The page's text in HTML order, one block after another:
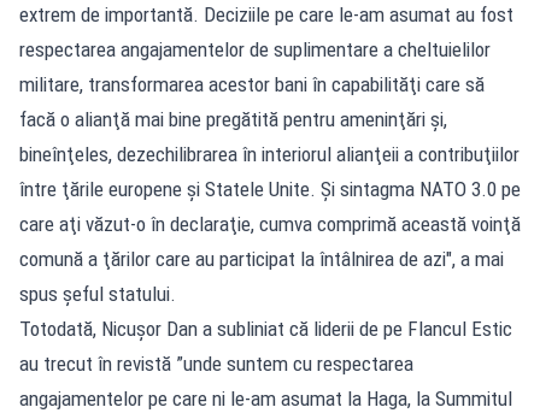
extrem de importantă. Deciziile pe care le-am asumat au fost
respectarea angajamentelor de suplimentare a cheltuielilor
militare, transformarea acestor bani în capabilităţi care să
facă o alianţă mai bine pregătită pentru ameninţări şi,
bineînţeles, dezechilibrarea în interiorul alianţeii a contribuţiilor
între ţările europene şi Statele Unite. Şi sintagma NATO 3.0 pe
care aţi văzut-o în declaraţie, cumva comprimă această voinţă
comună a ţărilor care au participat la întâlnirea de azi", a mai
spus şeful statului.
Totodată, Nicușor Dan a subliniat că liderii de pe Flancul Estic
au trecut în revistă ”unde suntem cu respectarea
angajamentelor pe care ni le-am asumat la Haga, la Summitul